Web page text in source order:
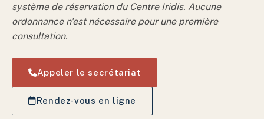
système de réservation du Centre Iridis. Aucune
ordonnance n'est nécessaire pour une première
consultation.
Appeler le secrétariat
Rendez-vous en ligne